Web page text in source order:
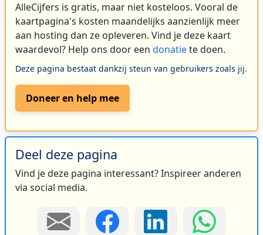
AlleCijfers is gratis, maar niet kosteloos. Vooral de
kaartpagina's kosten maandelijks aanzienlijk meer
aan hosting dan ze opleveren. Vind je deze kaart
waardevol? Help ons door een donatiete doen.
Deze pagina bestaat dankzij steun van gebruikers zoals jij.
Doneer en help mee
Deel deze pagina
Vind je deze pagina interessant? Inspireer anderen
via social media.